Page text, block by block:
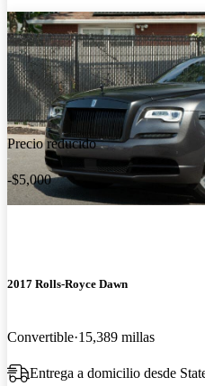
Precio reducido
-$5,000
2017 Rolls-Royce Dawn
Convertible 15,389 millas
Entrega a domicilio desde